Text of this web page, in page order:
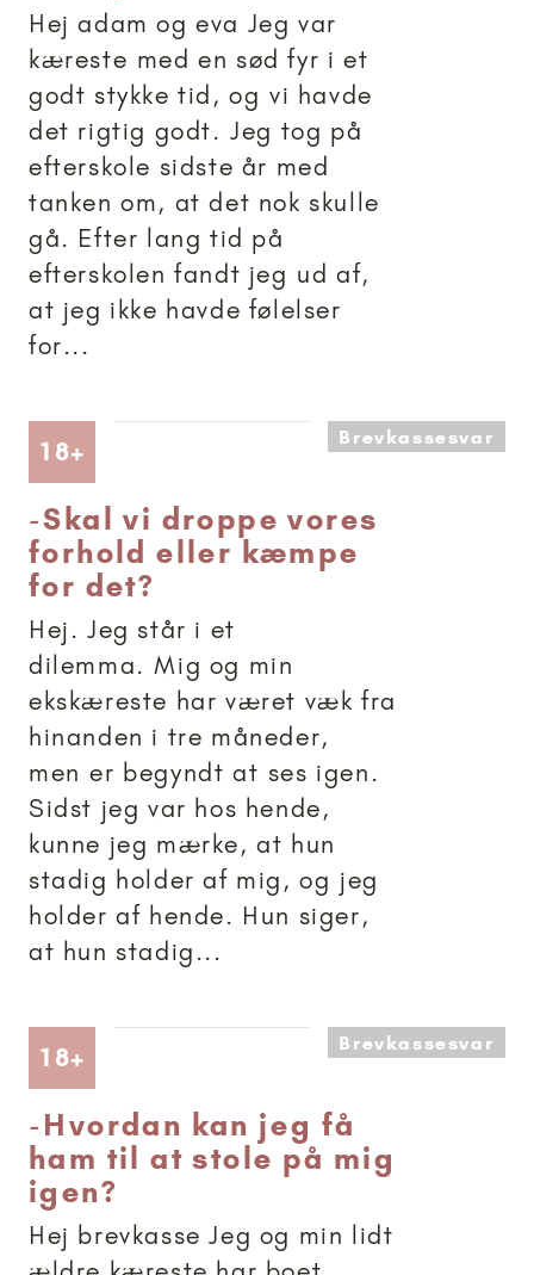
Hej adam og eva Jeg var
kæreste med en sød fyr i et
godt stykke tid, og vi havde
det rigtig godt. Jeg tog på
efterskole sidste år med
tanken om, at det nok skulle
gå. Efter lang tid på
efterskolen fandt jeg ud af,
at jeg ikke havde følelser
for...
18+ Artikler anbefalet til 18+Brevkassesvar
-Skal vi droppe vores
forhold eller kæmpe
for det?
Hej. Jeg står i et
dilemma. Mig og min
ekskæreste har været væk fra
hinanden i tre måneder,
men er begyndt at ses igen.
Sidst jeg var hos hende,
kunne jeg mærke, at hun
stadig holder af mig, og jeg
holder af hende. Hun siger,
at hun stadig...
18+ Artikler anbefalet til 18+Brevkassesvar
-Hvordan kan jeg få
ham til at stole på mig
igen?
Hej brevkasse Jeg og min lidt